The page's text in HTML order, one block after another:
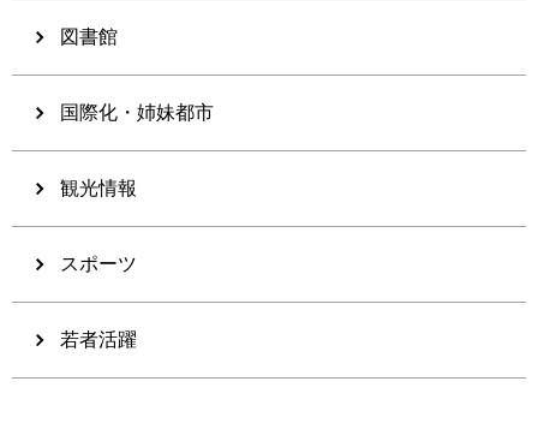
図書館
国際化・姉妹都市
観光情報
スポーツ
若者活躍